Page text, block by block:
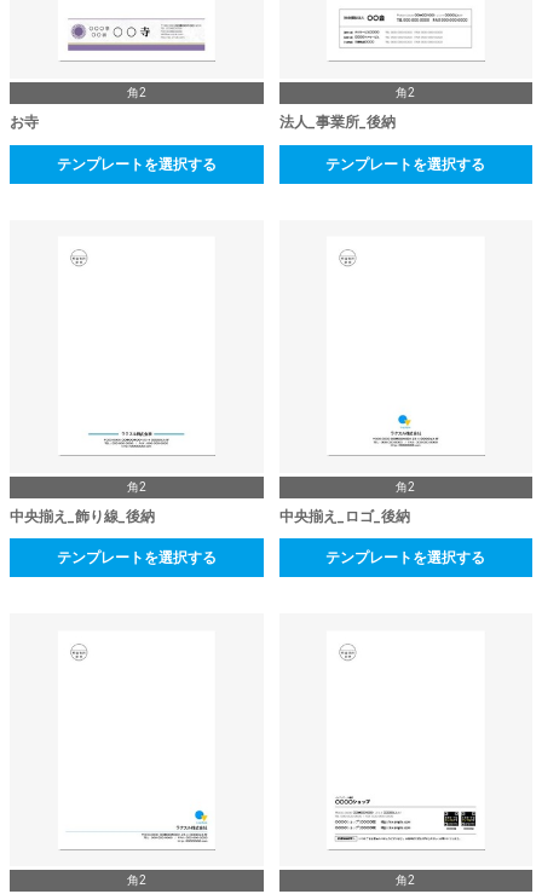
角2
お寺
テンプレートを選択する
角2
法人_事業所_後納
テンプレートを選択する
角2
中央揃え_飾り線_後納
テンプレートを選択する
角2
中央揃え_ロゴ_後納
テンプレートを選択する
角2 角2